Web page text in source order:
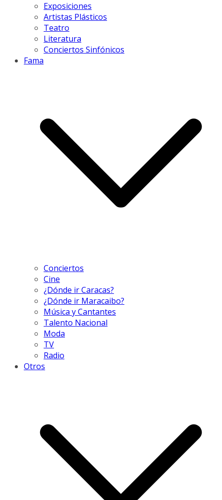
Exposiciones
Artistas Plásticos
Teatro
Literatura
Conciertos Sinfónicos
Fama
Conciertos
Cine
¿Dónde ir Caracas?
¿Dónde ir Maracaibo?
Música y Cantantes
Talento Nacional
Moda
TV
Radio
Otros